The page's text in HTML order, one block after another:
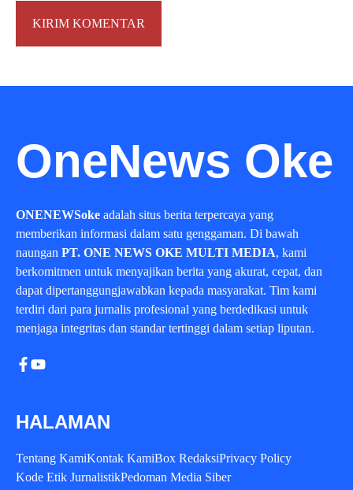
OneNews Oke
ONENEWSoke adalah situs berita terpercaya yang
memberikan informasi dalam satu genggaman. Di bawah
naungan PT. ONE NEWS OKE MULTI MEDIA, kami
berkomitmen untuk menyajikan berita yang akurat, cepat, dan
dapat dipertanggungjawabkan kepada masyarakat. Tim kami
terdiri dari para jurnalis profesional yang berdedikasi untuk
menjaga integritas dan standar tertinggi dalam setiap liputan.
HALAMAN
Tentang KamiKontak KamiBox RedaksiPrivacy Policy
Kode Etik JurnalistikPedoman Media Siber